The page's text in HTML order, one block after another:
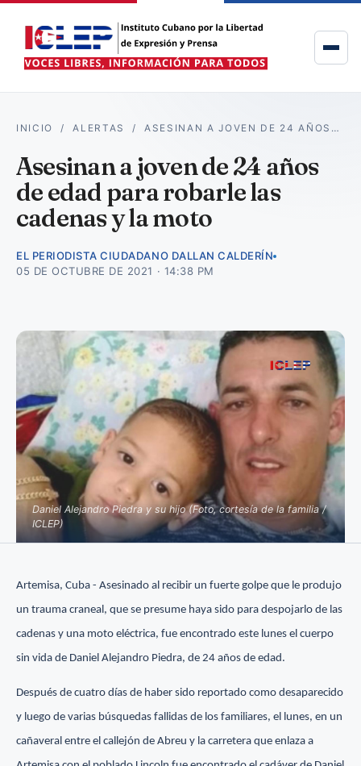
INICIO /ALERTAS /ASESINAN A JOVEN DE 24 AÑOS…
Asesinan a joven de 24 años
de edad para robarle las
cadenas y la moto
EL PERIODISTA CIUDADANO DALLAN CALDERÍN
05 DE OCTUBRE DE 2021 · 14:38 PM
Daniel Alejandro Piedra y su hijo (Foto, cortesía de la familia /
ICLEP)
Artemisa, Cuba - Asesinado al recibir un fuerte golpe que le produjo
un trauma craneal, que se presume haya sido para despojarlo de las
cadenas y una moto eléctrica, fue encontrado este lunes el cuerpo
sin vida de Daniel Alejandro Piedra, de 24 años de edad.
Después de cuatro días de haber sido reportado como desaparecido
y luego de varias búsquedas fallidas de los familiares, el lunes, en un
cañaveral entre el callejón de Abreu y la carretera que enlaza a